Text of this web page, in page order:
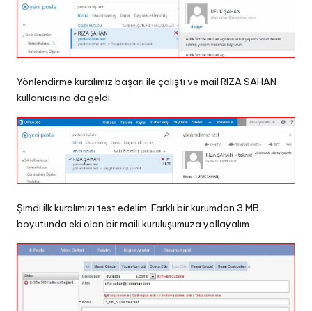
Yönlendirme kuralımız başarı ile çalıştı ve mail RIZA SAHAN
kullanıcısına da geldi.
Şimdi ilk kuralımızı test edelim. Farklı bir kurumdan 3 MB
boyutunda eki olan bir maili kuruluşumuza yollayalım.